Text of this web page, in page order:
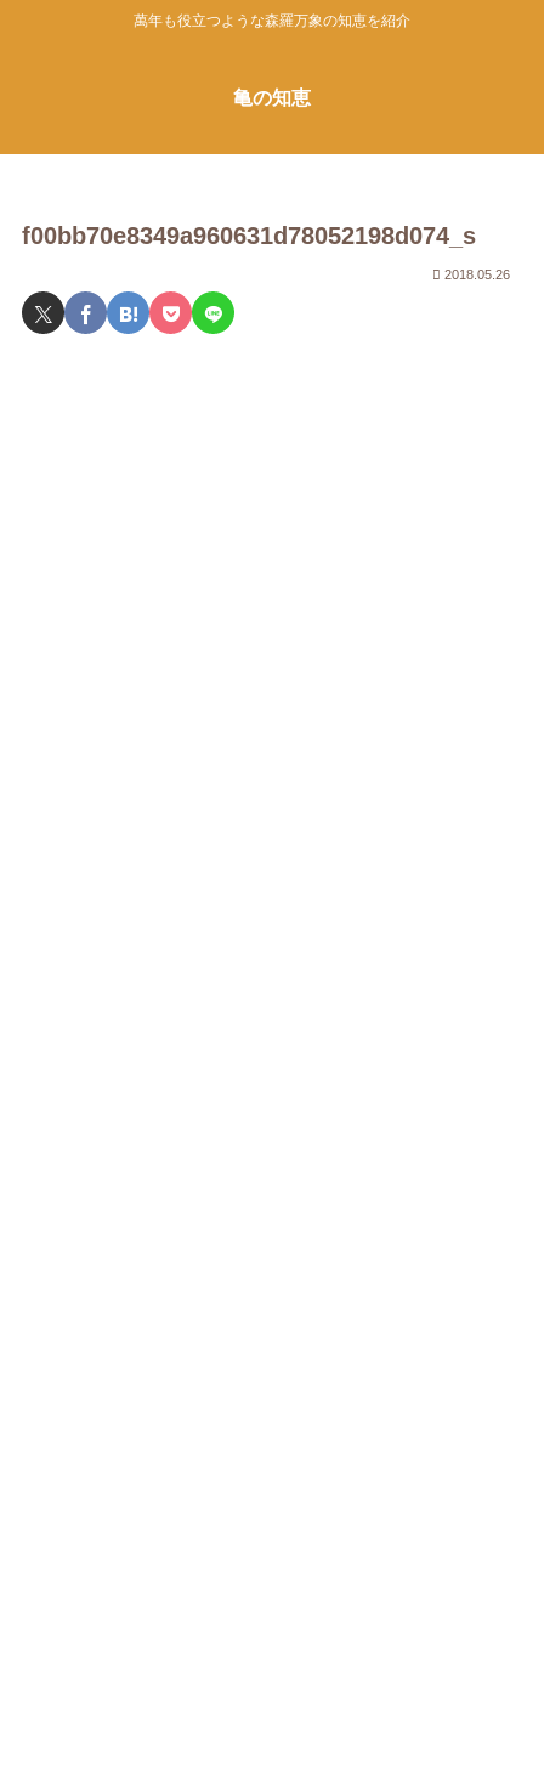
萬年も役立つような森羅万象の知恵を紹介
亀の知恵
f00bb70e8349a960631d78052198d074_s
2018.05.26